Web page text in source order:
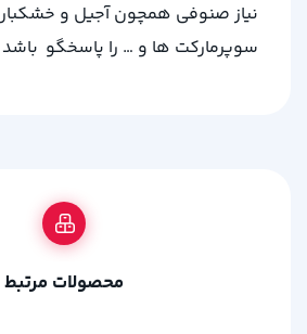
نیاز صنوفی همچون آجیل و
سوپرمارکت ها و … را پاسخگو
محصولات مرتبط